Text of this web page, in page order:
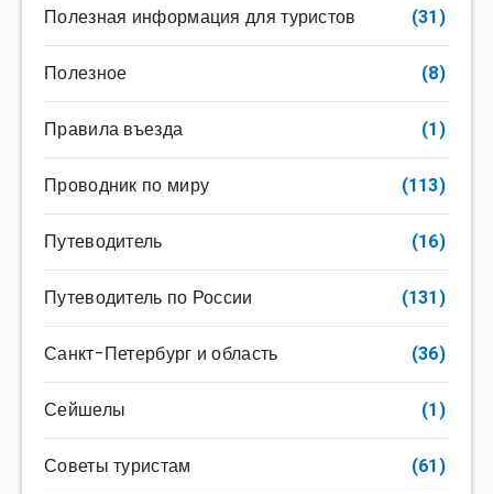
Полезная информация для туристов (31)
Полезное (8)
Правила въезда (1)
Проводник по миру (113)
Путеводитель (16)
Путеводитель по России (131)
Санкт-Петербург и область (36)
Сейшелы (1)
Советы туристам (61)